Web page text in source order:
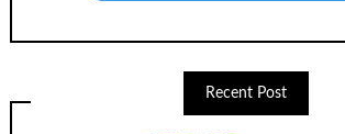
Recent Post